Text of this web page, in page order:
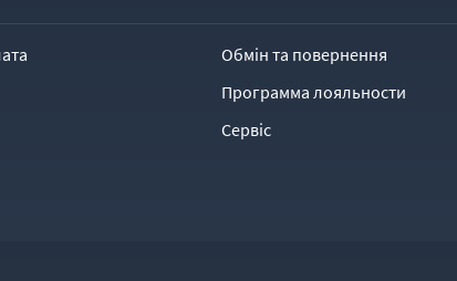
Обмін та повернення
Программа лояльности
Сервіс